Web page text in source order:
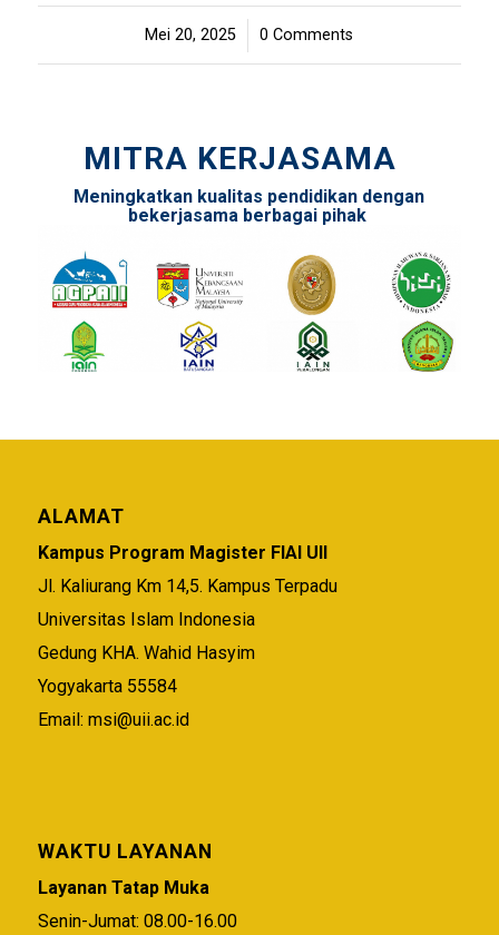
Mei 20, 2025
/ 0 Comments
MITRA KERJASAMA
Meningkatkan kualitas pendidikan dengan
bekerjasama berbagai pihak
ALAMAT
Kampus Program Magister FIAI UII
Jl. Kaliurang Km 14,5. Kampus Terpadu
Universitas Islam Indonesia
Gedung KHA. Wahid Hasyim
Yogyakarta 55584
Email: msi@uii.ac.id
WAKTU LAYANAN
Layanan Tatap Muka
Senin-Jumat: 08.00-16.00